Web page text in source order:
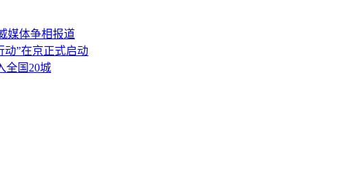
媒体争相报道
动”在京正式启动
全国20城